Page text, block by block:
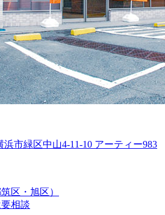
市緑区中山4-11-10 アーティー983
区・旭区）
相談